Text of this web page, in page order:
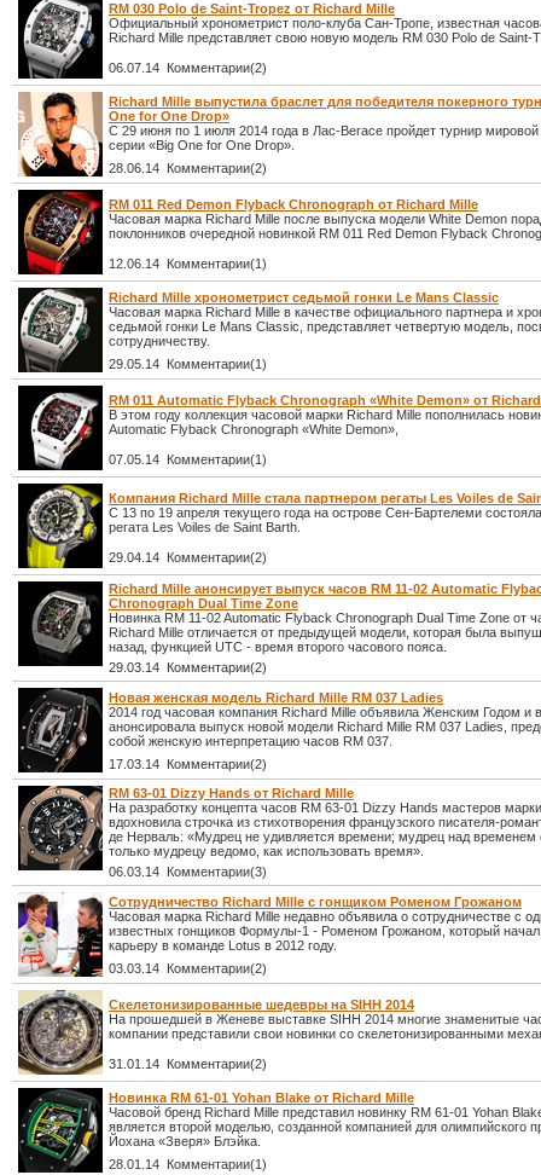
RM 030 Polo de Saint-Tropez от Richard Mille
Официальный хронометрист поло-клуба Сан-Тропе, известная
Richard Mille представляет свою новую модель RM 030 Polo de Saint-
06.07.14 Комментарии(2)
Richard Mille выпустила браслет для победителя покерного
One for One Drop»
С 29 июня по 1 июля 2014 года в Лас-Вегасе пройдет турнир мировой
серии «Big One for One Drop».
28.06.14 Комментарии(2)
RM 011 Red Demon Flyback Chronograph от Richard Mille
Часовая марка Richard Mille после выпуска модели White Demon
поклонников очередной новинкой RM 011 Red Demon Flyback
12.06.14 Комментарии(1)
Richard Mille хронометрист седьмой гонки Le Mans Classic
Часовая марка Richard Mille в качестве официального партнера и
седьмой гонки Le Mans Classic, представляет четвертую модель,
сотрудничеству.
29.05.14 Комментарии(1)
RM 011 Automatic Flyback Chronograph «White Demon» от
В этом году коллекция часовой марки Richard Mille пополнилась
Automatic Flyback Chronograph «White Demon»,
07.05.14 Комментарии(1)
Компания Richard Mille стала партнером регаты Les Voiles de
С 13 по 19 апреля текущего года на острове Сен-Бартелеми
регата Les Voiles de Saint Barth.
29.04.14 Комментарии(2)
Richard Mille анонсирует выпуск часов RM 11-02 Automatic
Chronograph Dual Time Zone
Новинка RM 11-02 Automatic Flyback Chronograph Dual Time Zone от
Richard Mille отличается от предыдущей модели, которая была
назад, функцией UTC - время второго часового пояса.
29.03.14 Комментарии(2)
Новая женская модель Richard Mille RM 037 Ladies
2014 год часовая компания Richard Mille объявила Женским Годом и в
анонсировала выпуск новой модели Richard Mille RM 037 Ladies,
собой женскую интерпретацию часов RM 037.
17.03.14 Комментарии(2)
RM 63-01 Dizzy Hands от Richard Mille
На разработку концепта часов RM 63-01 Dizzy Hands мастеров
вдохновила строчка из стихотворения французского писателя-
де Нерваль: «Мудрец не удивляется времени; мудрец над временем
только мудрецу ведомо, как использовать время».
06.03.14 Комментарии(3)
Сотрудничество Richard Mille с гонщиком Роменом Грожаном
Часовая марка Richard Mille недавно объявила о сотрудничестве с
известных гонщиков Формулы-1 - Роменом Грожаном, который
карьеру в команде Lotus в 2012 году.
03.03.14 Комментарии(2)
Скелетонизированные шедевры на SIHH 2014
На прошедшей в Женеве выставке SIHH 2014 многие знаменитые
компании представили свои новинки со скелетонизированными
31.01.14 Комментарии(2)
Новинка RM 61-01 Yohan Blake от Richard Mille
Часовой бренд Richard Mille представил новинку RM 61-01 Yohan
является второй моделью, созданной компанией для олимпийского
Йохана «Зверя» Блэйка.
28.01.14 Комментарии(1)